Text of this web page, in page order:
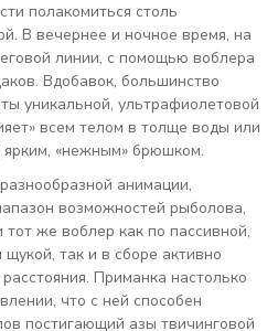
полакомиться столь
В вечернее и ночное время, на
линии, с помощью воблера
Вдобавок, большинство
уникальной, ультрафиолетовой
всем телом в толще воды или
«нежным» брюшком.
анимации,
возможностей рыболова,
же воблер как по пассивной,
так и в сборе активно
Приманка настолько
что с ней способен
постигающий азы твичинговой